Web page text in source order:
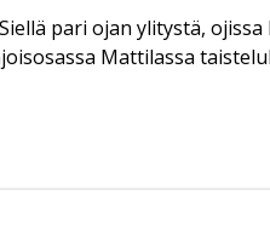
pari ojan ylitystä, ojissa
Mattilassa